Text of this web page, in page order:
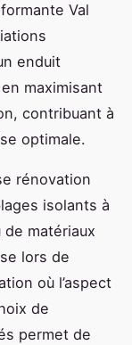
Val
enduit
maximisant
contribuant à
optimale.
rénovation
isolants à
de matériaux
lors de
où l’aspect
de
permet de